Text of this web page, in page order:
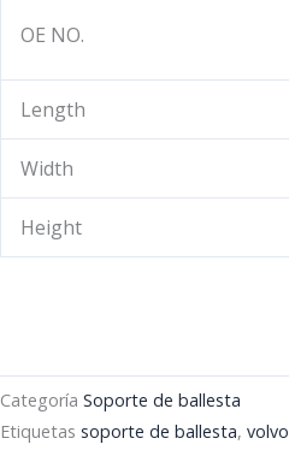
OE NO.
Length
Width
Height
Categoría Soporte de ballesta
Etiquetas soporte de ballesta,volvo